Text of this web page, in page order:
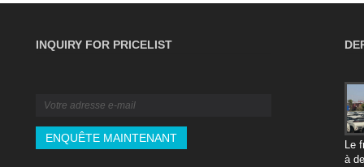
INQUIRY FOR PRICELIST
réclamations
2026/04/16
Le
à